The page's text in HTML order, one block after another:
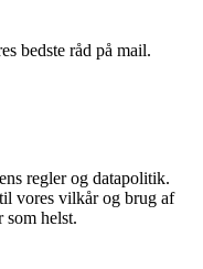
bedste råd på mail.
regler og datapolitik.
vores vilkår og brug af
helst.